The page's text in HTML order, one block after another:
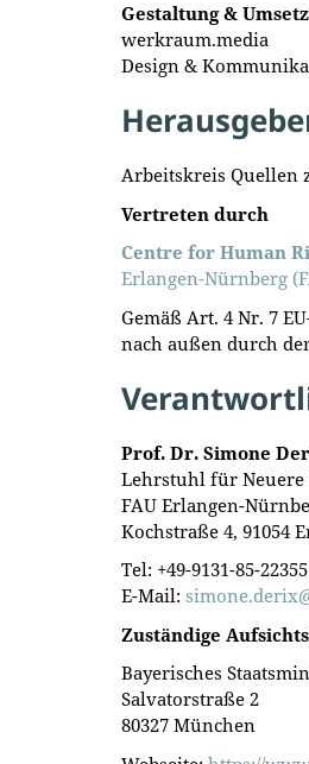
Gestaltung &
werkraum.media
Design &
Arbeitskreis Quellen
Vertreten durch
Centre for Human
Erlangen-Nürnberg
Gemäß Art. 4 Nr. 7
nach außen durch
Prof. Dr. Simone
Lehrstuhl für Neuere
FAU Erlangen-
Kochstraße 4, 91054
Tel: +49-9131-85-22355
E-Mail:
Zuständige
Bayerisches
Salvatorstraße 2
80327 München